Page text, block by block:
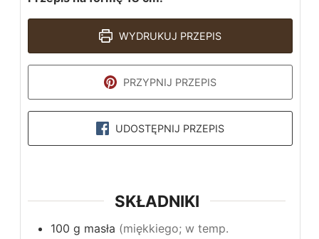
WYDRUKUJ PRZEPIS
PRZYPNIJ PRZEPIS
UDOSTĘPNIJ PRZEPIS
SKŁADNIKI
100 g masła (miękkiego; w temp.